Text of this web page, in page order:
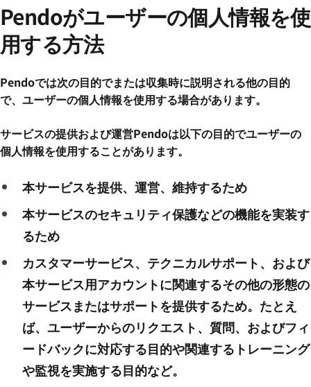
Pendoがユーザーの個人情報を使
用する方法
Pendoでは次の目的でまたは収集時に説明される他の目的
で、ユーザーの個人情報を使用する場合があります。
サービスの提供および運営Pendoは以下の目的でユーザーの
個人情報を使用することがあります。
本サービスを提供、運営、維持するため
本サービスのセキュリティ保護などの機能を実装す
るため
カスタマーサービス、テクニカルサポート、および
本サービス用アカウントに関連するその他の形態の
サービスまたはサポートを提供するため。たとえ
ば、ユーザーからのリクエスト、質問、およびフィ
ードバックに対応する目的や関連するトレーニング
や監視を実施する目的など。